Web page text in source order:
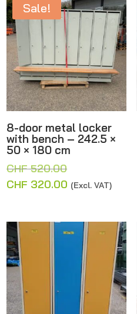
Sale!
8-door metal locker
with bench – 242.5 ×
50 × 180 cm
CHF520.00Original
price
CHF 320.00 Current
CHF 320.00.
(Excl. VAT)